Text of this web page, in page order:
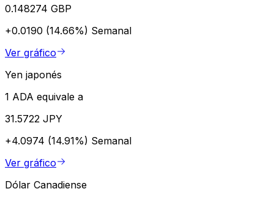
0.148274 GBP
+0.0190 (14.66%) Semanal
Ver gráfico
Yen japonés
1 ADA equivale a
31.5722 JPY
+4.0974 (14.91%) Semanal
Ver gráfico
Dólar Canadiense